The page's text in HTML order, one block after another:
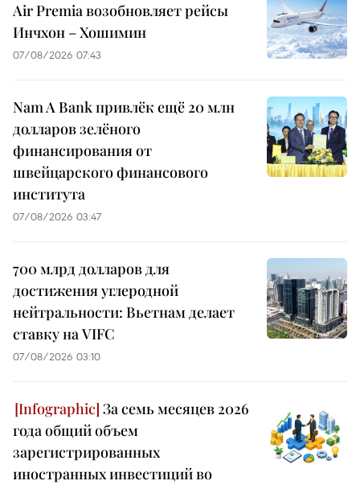
Air Premia возобновляет рейсы
Инчхон – Хошимин
07/08/2026 07:43
Nam A Bank привлёк ещё 20 млн
долларов зелёного
финансирования от
швейцарского финансового
института
07/08/2026 03:47
700 млрд долларов для
достижения углеродной
нейтральности: Вьетнам делает
ставку на VIFC
07/08/2026 03:10
За семь месяцев 2026
года общий объем
зарегистрированных
иностранных инвестиций во